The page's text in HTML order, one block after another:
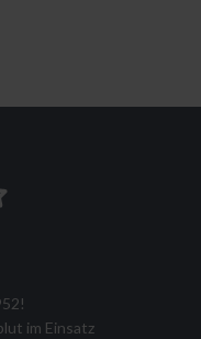
im Einsatz